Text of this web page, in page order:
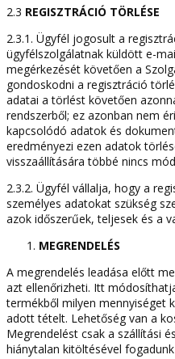
2.3 REGISZTRÁCIÓ TÖRLÉSE
2.3.1. Ügyfél jogosult a
ügyfélszolgálatnak küldött e-
megérkezését követően a
gondoskodni a regisztráció
adatai a törlést követően
rendszerből; ez azonban nem
kapcsolódó adatok és
eredményezi ezen adatok
visszaállítására többé nincs
2.3.2. Ügyfél vállalja, hogy a
személyes adatokat szükség
azok időszerűek, teljesek és a
MEGRENDELÉS
A megrendelés leadása előtt
azt ellenőrizheti. Itt
termékből milyen mennyiséget
adott tételt. Lehetőség van a
Megrendelést csak a szállítási
hiánytalan kitöltésével fogadunk